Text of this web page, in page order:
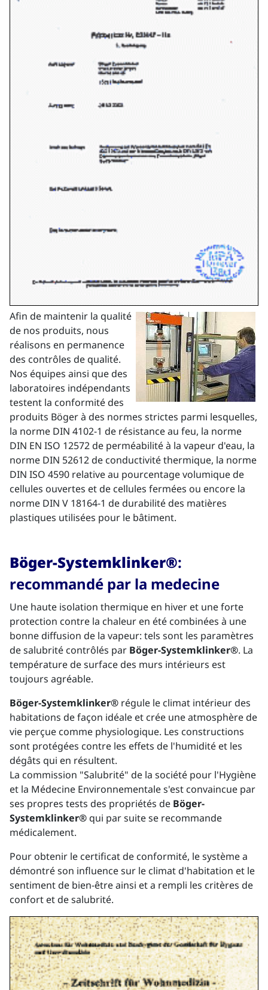
Afin de maintenir la qualité
de nos produits, nous
réalisons en permanence
des contrôles de qualité.
Nos équipes ainsi que des
laboratoires indépendants
testent la conformité des
produits Böger à des normes strictes parmi lesquelles,
la norme DIN 4102-1 de résistance au feu, la norme
DIN EN ISO 12572 de perméabilité à la vapeur d'eau, la
norme DIN 52612 de conductivité thermique, la norme
DIN ISO 4590 relative au pourcentage volumique de
cellules ouvertes et de cellules fermées ou encore la
norme DIN V 18164-1 de durabilité des matières
plastiques utilisées pour le bâtiment.
Böger-Systemklinker®:
recommandé par la medecine
Une haute isolation thermique en hiver et une forte
protection contre la chaleur en été combinées à une
bonne diffusion de la vapeur: tels sont les paramètres
de salubrité contrôlés par Böger-Systemklinker®. La
température de surface des murs intérieurs est
toujours agréable.
Böger-Systemklinker® régule le climat intérieur des
habitations de façon idéale et crée une atmosphère de
vie perçue comme physiologique. Les constructions
sont protégées contre les effets de l'humidité et les
dégâts qui en résultent.
La commission "Salubrité" de la société pour l'Hygiène
et la Médecine Environnementale s'est convaincue par
ses propres tests des propriétés de Böger-
Systemklinker® qui par suite se recommande
médicalement.
Pour obtenir le certificat de conformité, le système a
démontré son influence sur le climat d'habitation et le
sentiment de bien-être ainsi et a rempli les critères de
confort et de salubrité.